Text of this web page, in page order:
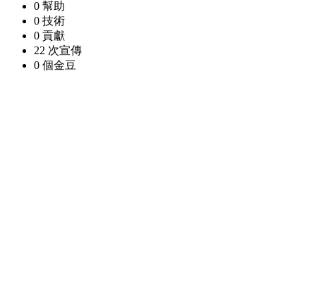
0 幫助
0 技術
0 貢獻
22 次宣傳
0 個金豆